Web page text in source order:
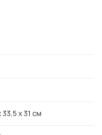
33,5 x 31 см